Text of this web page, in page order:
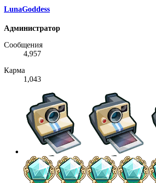
LunaGoddess
Администратор
Сообщения
4,957
Карма
1,043